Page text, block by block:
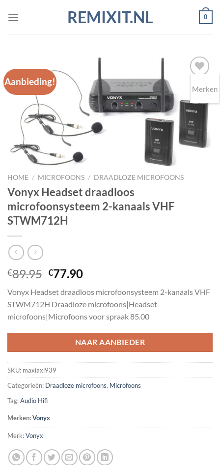
naar
REMIXIT.NL 0
Aanbieding!
Toevoegen
aan
wenslijst
HOME / MICROFOONS / DRAADLOZE MICROFOONS
Vonyx Headset draadloos
microfoonsysteem 2-kanaals VHF
STWM712H
€89.95 Oorspronkelijke
was:
€89.95.
€77.90Huidige
is:
€77.90.
Vonyx Headset draadloos microfoonsysteem 2-kanaals VHF
STWM712H Draadloze microfoons|Headset
microfoons|Microfoons voor spraak 85.00
NAAR AANBIEDER
SKU: maxiaxi939
Categorieën: Draadloze microfoons, Microfoons
Tag:Audio Hifi
Merken:Vonyx
Merk:Vonyx
Merken